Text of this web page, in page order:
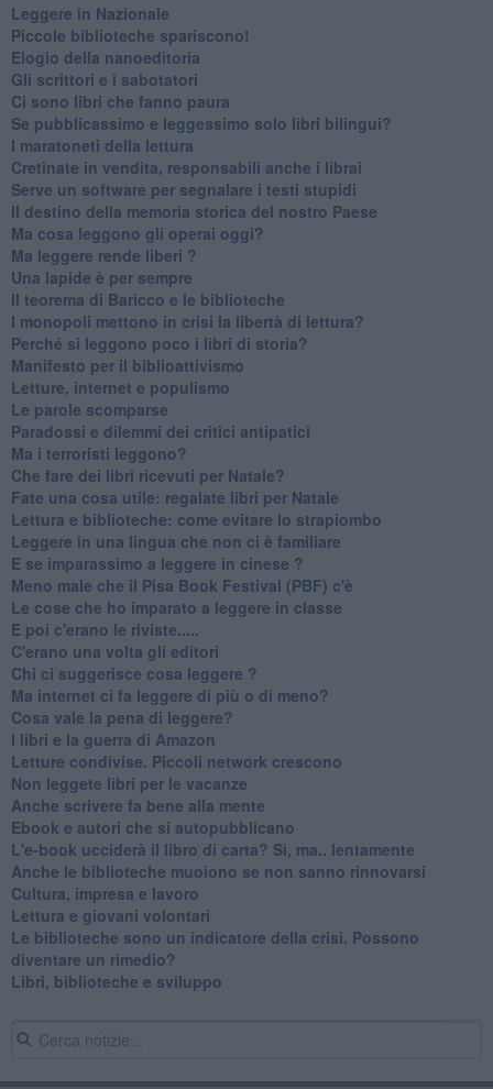
​Leggere in Nazionale
​Piccole biblioteche spariscono!
​Elogio della nanoeditoria
Gli scrittori e i sabotatori
Ci sono libri che fanno paura
Se pubblicassimo e leggessimo solo libri bilingui?
I maratoneti della lettura
Cretinate in vendita, responsabili anche i librai
Serve un software per segnalare i testi stupidi
​Il destino della memoria storica del nostro Paese
Ma cosa leggono gli operai oggi?
Ma leggere rende liberi ?
​Una lapide è per sempre
Il teorema di Baricco e le biblioteche
I monopoli mettono in crisi la libertà di lettura?
​Perché si leggono poco i libri di storia?
​Manifesto per il biblioattivismo
Letture, internet e populismo
​Le parole scomparse
​Paradossi e dilemmi dei critici antipatici
Ma i terroristi leggono?
​Che fare dei libri ricevuti per Natale?
​Fate una cosa utile: regalate libri per Natale
​Lettura e biblioteche: come evitare lo strapiombo
Leggere in una lingua che non ci è familiare
​E se imparassimo a leggere in cinese ?
​Meno male che il Pisa Book Festival (PBF) c'è
​Le cose che ho imparato a leggere in classe
​E poi c'erano le riviste.....
​C'erano una volta gli editori
​Chi ci suggerisce cosa leggere ?
​Ma internet ci fa leggere di più o di meno?
​Cosa vale la pena di leggere?
I libri e la guerra di Amazon
​Letture condivise. Piccoli network crescono
​Non leggete libri per le vacanze
​Anche scrivere fa bene alla mente
​Ebook e autori che si autopubblicano
​L'e-book ucciderà il libro di carta? Sì, ma.. lentamente
​Anche le biblioteche muoiono se non sanno rinnovarsi
​Cultura, impresa e lavoro
​Lettura e giovani volontari
​Le biblioteche sono un indicatore della crisi. Possono
diventare un rimedio?
​Libri, biblioteche e sviluppo